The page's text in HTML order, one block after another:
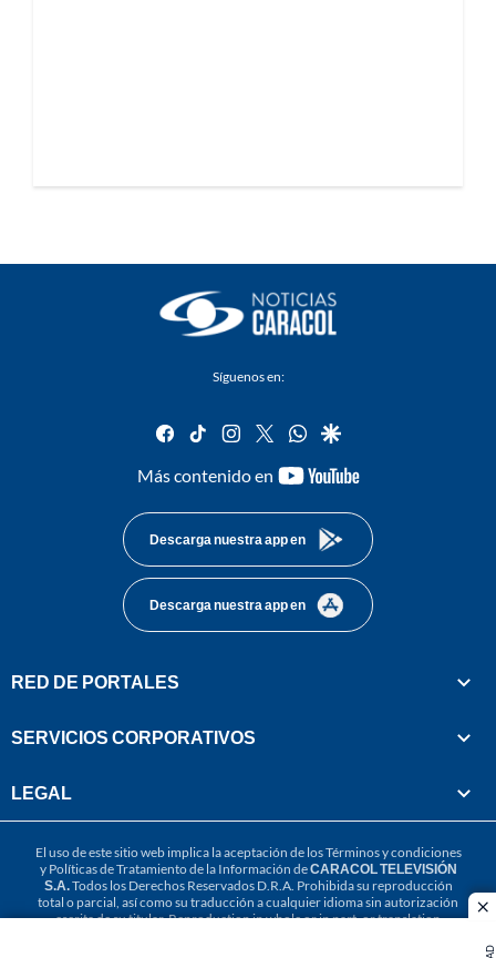
Síguenos en:
facebook
tiktok instagram
twitterwhatsapp
google
Más contenido en
youtube-
Descarga nuestra app en
Descarga nuestra app en
RED DE PORTALES
SERVICIOS CORPORATIVOS
LEGAL
El uso de este sitio web implica la aceptación de losTérminos y condiciones
y Políticas de Tratamiento de la Información deCARACOL TELEVISIÓN
S.A.Todos los Derechos Reservados D.R.A. Prohibida su reproducción
total o parcial, así como su traducción a cualquier idioma sin autorización
escrita de su titular. Reproduction in whole or in part, or translation